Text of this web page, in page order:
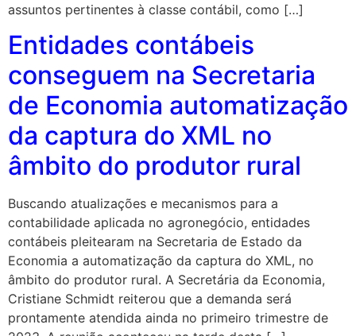
assuntos pertinentes à classe contábil, como […]
Entidades contábeis
conseguem na Secretaria
de Economia automatização
da captura do XML no
âmbito do produtor rural
Buscando atualizações e mecanismos para a
contabilidade aplicada no agronegócio, entidades
contábeis pleitearam na Secretaria de Estado da
Economia a automatização da captura do XML, no
âmbito do produtor rural. A Secretária da Economia,
Cristiane Schmidt reiterou que a demanda será
prontamente atendida ainda no primeiro trimestre de